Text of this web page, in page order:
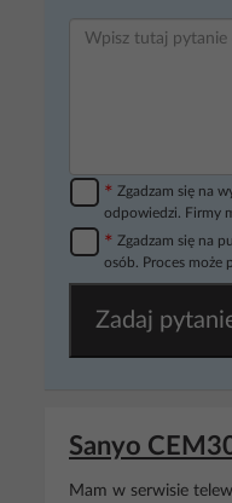
* Zgadzam się na
odpowiedzi. Firmy
* Zgadzam się na
osób. Proces może
Zadaj
Sanyo
Mam w serwisie